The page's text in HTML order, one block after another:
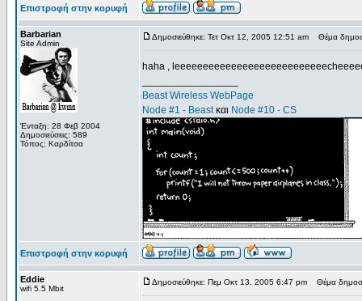
Επιστροφή στην κορυφή
Barbarian
Site Admin
Ένταξη: 28 Φεβ 2004
Δημοσιεύσεις: 589
Τόπος: Καρδίτσα
Δημοσιεύθηκε: Τετ Οκτ 12, 2005 12:51 am Θέμα
haha ,
Beast Wireless WebPage
Node #1 - Beastκαι Node #10 - CS
Επιστροφή στην κορυφή
Eddie
wifi 5.5 Mbit
Δημοσιεύθηκε: Πεμ Οκτ 13, 2005 6:47 pm Θέμα